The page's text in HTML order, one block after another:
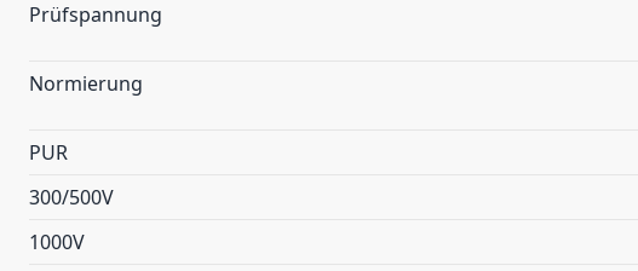
Prüfspannung
Normierung
PUR
300/500V
1000V